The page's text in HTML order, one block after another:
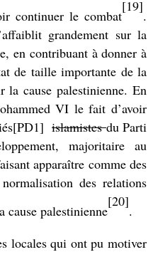
continuer le combat
[19]
.
grandement sur la
en contribuant à donner à
de taille importante de la
la cause palestinienne. En
VI le fait d’avoir
[PD1] islamistesdu Parti
majoritaire au
apparaître comme des
des relations
cause palestinienne
[20]
.
locales qui ont pu motiver